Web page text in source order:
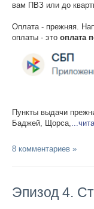
вам ПВЗ или до
Оплата - прежняя.
оплаты - это оплата
Пункты выдачи
Баджей, Щорса,
8 комментариев »
Эпизод 4.